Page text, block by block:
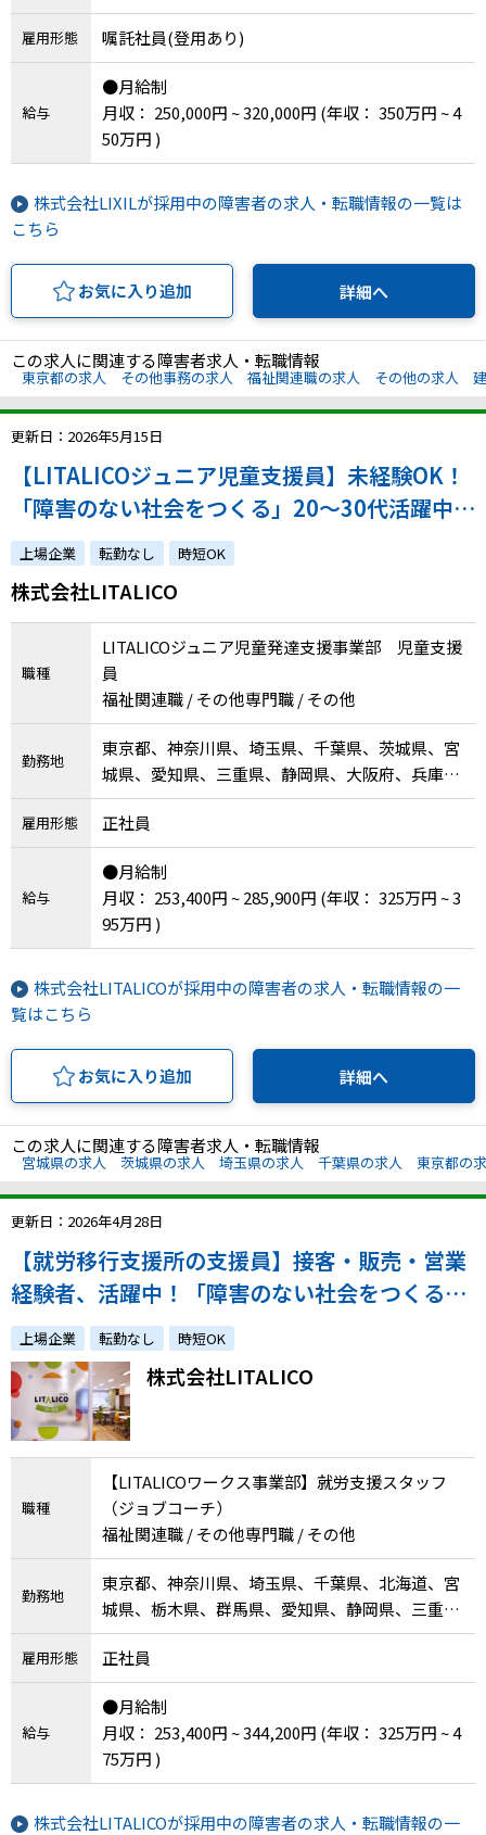
雇用形態 嘱託社員(登用あり)
給与
●月給制
月収： 250,000円 ~ 320,000円 (年収： 350万円 ~ 4
50万円 )
株式会社LIXILが採用中の障害者の求人・転職情報の一覧は
こちら
お気に入り追加 詳細へ
この求人に関連する障害者求人・転職情報
東京都の求人 その他事務の求人 福祉関連職の求人 その他の求人
更新日：2026年5月15日
【LITALICOジュニア児童支援員】未経験OK！
「障害のない社会をつくる」20～30代活躍中／
お子さん好き、「療育」に関心のある方歓迎/資
格を活かして働けます◎
上場企業 転勤なし 時短OK
株式会社LITALICO
職種
LITALICOジュニア児童発達支援事業部 児童支援
員
福祉関連職 / その他専門職 / その他
勤務地
東京都、神奈川県、埼玉県、千葉県、茨城県、宮
城県、愛知県、三重県、静岡県、大阪府、兵庫
県、京都府、奈良県、福岡県
雇用形態 正社員
給与
●月給制
月収： 253,400円 ~ 285,900円 (年収： 325万円 ~ 3
95万円 )
株式会社LITALICOが採用中の障害者の求人・転職情報の一
覧はこちら
お気に入り追加 詳細へ
この求人に関連する障害者求人・転職情報
宮城県の求人 茨城県の求人 埼玉県の求人 千葉県の求人 東京都の
更新日：2026年4月28日
【就労移行支援所の支援員】接客・販売・営業
経験者、活躍中！「障害のない社会をつくる」
会社で就労支援に携わりませんか。
上場企業 転勤なし 時短OK
株式会社LITALICO
職種
【LITALICOワークス事業部】就労支援スタッフ
（ジョブコーチ）
福祉関連職 / その他専門職 / その他
勤務地
東京都、神奈川県、埼玉県、千葉県、北海道、宮
城県、栃木県、群馬県、愛知県、静岡県、三重
県、岐阜県、大阪府、兵庫県、京都府、奈良県、
滋賀県、岡山県、広島県、香川県、福岡県、宮崎
県、熊本県、沖縄県
雇用形態 正社員
給与
●月給制
月収： 253,400円 ~ 344,200円 (年収： 325万円 ~ 4
75万円 )
株式会社LITALICOが採用中の障害者の求人・転職情報の一